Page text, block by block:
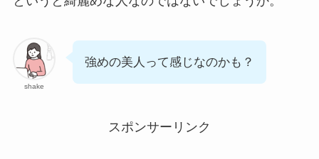
shake
強めの美人って感じなのかも？
スポンサーリンク